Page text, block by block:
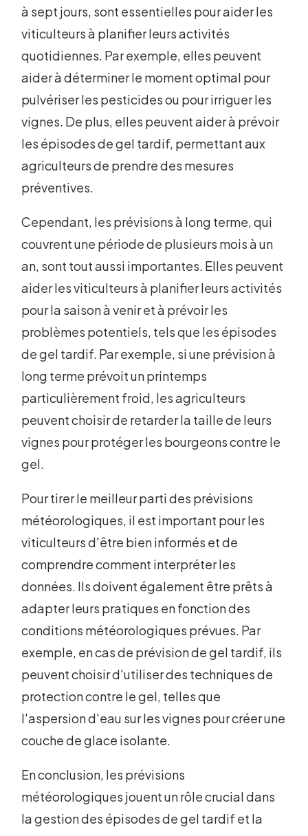
à sept jours, sont essentielles pour aider les
viticulteurs à planifier leurs activités
quotidiennes. Par exemple, elles peuvent
aider à déterminer le moment optimal pour
pulvériser les pesticides ou pour irriguer les
vignes. De plus, elles peuvent aider à prévoir
les épisodes de gel tardif, permettant aux
agriculteurs de prendre des mesures
préventives.
Cependant, les prévisions à long terme, qui
couvrent une période de plusieurs mois à un
an, sont tout aussi importantes. Elles peuvent
aider les viticulteurs à planifier leurs activités
pour la saison à venir et à prévoir les
problèmes potentiels, tels que les épisodes
de gel tardif. Par exemple, si une prévision à
long terme prévoit un printemps
particulièrement froid, les agriculteurs
peuvent choisir de retarder la taille de leurs
vignes pour protéger les bourgeons contre le
gel.
Pour tirer le meilleur parti des prévisions
météorologiques, il est important pour les
viticulteurs d'être bien informés et de
comprendre comment interpréter les
données. Ils doivent également être prêts à
adapter leurs pratiques en fonction des
conditions météorologiques prévues. Par
exemple, en cas de prévision de gel tardif, ils
peuvent choisir d'utiliser des techniques de
protection contre le gel, telles que
l'aspersion d'eau sur les vignes pour créer une
couche de glace isolante.
En conclusion, les prévisions
météorologiques jouent un rôle crucial dans
la gestion des épisodes de gel tardif et la